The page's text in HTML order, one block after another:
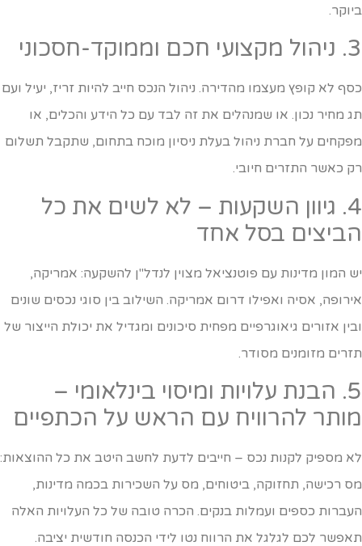
חסכוני
לא קופץ מעצמו מהדירה. ניהול הנכס חייב להיות זריז, יעיל ועם
מחיר נכון. או שמנהלים את זה לבד עם כל הידע והכלים, או
על חברת ניהול בעלת ניסיון מוכח בתחום, שתקבל תשלום
כאשר התזרים חיובי.
4. גיוון השקעות – לא לשים את כל
בסל אחד
המון מדינות עם פוטנציאל מצוין לנדל"ן להשקעה: אמריקה,
אסיה ואפילו דרום אמריקה. השילוב בין סוגי נכסים שונים
אזורים גיאוגרפיים מפחית סיכונים ומגדיל את יכולת הייצור של
מזומנים מסודר.
5. הבנת עלויות ומיסוי בינלאומי –
להרוויח עם הראש על הכתפיים
מספיק לקנות נכס – חייבים לדעת לחשב היטב את כל ההוצאות:
רכישה, תחזוקה, ביטוחים, מס על השכירות בכמה מדינות,
כספים ועמלות בנקים. הכרה טובה של כל העלויות האלה
לכם לגלגל את הרווח נטו לידי הכנסה חודשית יציבה.